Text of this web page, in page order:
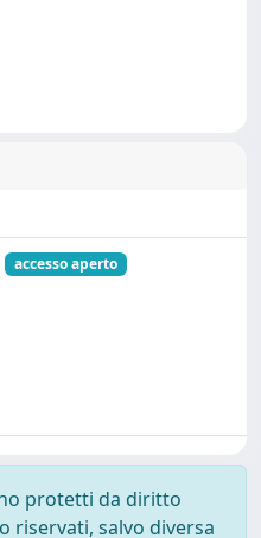
accesso aperto
protetti da diritto
riservati, salvo diversa